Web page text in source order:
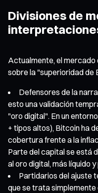
Divisiones de
Actualmente, el
sobre la "superioridad de
Defensores de la
esto una validación
"oro digital". En un
+ tipos altos), Bitcoin ha
cobertura frente a la
Parte del capital se está
al oro digital, más líquido
Partidarios del ajuste
que se trata